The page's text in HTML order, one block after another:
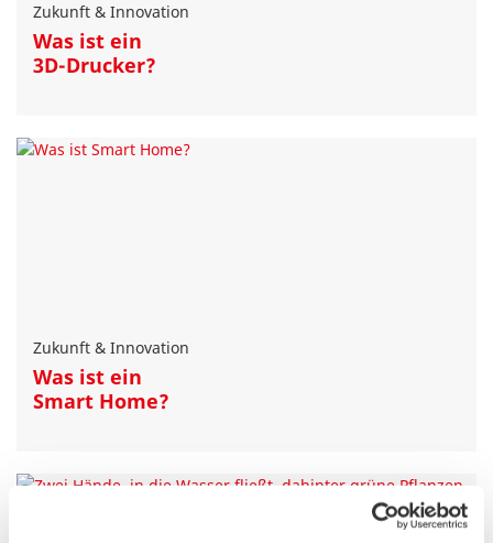
Zukunft & Innovation
Was ist ein
3D-Drucker?
Zukunft & Innovation
Was ist ein
Smart Home?